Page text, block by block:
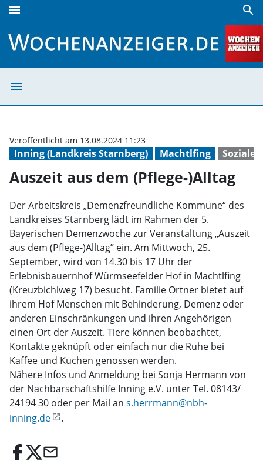
menu search
menu
Inning (Landkreis Starnberg) Machtlfing Soziale
Veröffentlicht am 13.08.2024 11:23
Auszeit aus dem (Pflege-)Alltag
Der Arbeitskreis „Demenzfreundliche Kommune“ des
Landkreises Starnberg lädt im Rahmen der 5.
Bayerischen Demenzwoche zur Veranstaltung „Auszeit
aus dem (Pflege-)Alltag” ein. Am Mittwoch, 25.
September, wird von 14.30 bis 17 Uhr der
Erlebnisbauernhof Würmseefelder Hof in Machtlfing
(Kreuzbichlweg 17) besucht. Familie Ortner bietet auf
ihrem Hof Menschen mit Behinderung, Demenz oder
anderen Einschränkungen und ihren Angehörigen
einen Ort der Auszeit. Tiere können beobachtet,
Kontakte geknüpft oder einfach nur die Ruhe bei
Kaffee und Kuchen genossen werden.
Nähere Infos und Anmeldung bei Sonja Hermann von
der Nachbarschaftshilfe Inning e.V. unter Tel. 08143/
24194 30 oder per Mail an s.herrmann@nbh-
inning.de
.
email